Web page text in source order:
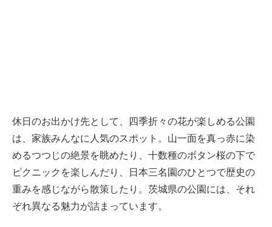
休日のお出かけ先として、四季折々の花が楽しめる公園
は、家族みんなに人気のスポット。山一面を真っ赤に染
めるつつじの絶景を眺めたり、十数種のボタン桜の下で
ピクニックを楽しんだり、日本三名園のひとつで歴史の
重みを感じながら散策したり。茨城県の公園には、それ
ぞれ異なる魅力が詰まっています。